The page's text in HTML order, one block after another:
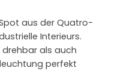
aus der Quatro-
Interieurs.
als auch
perfekt